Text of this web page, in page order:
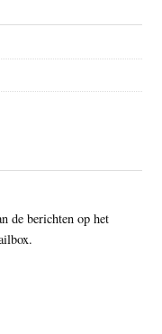
de berichten op het